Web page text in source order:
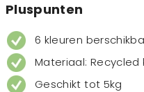
Pluspunten
6 kleuren
Materiaal: Recycled
Geschikt tot 5kg